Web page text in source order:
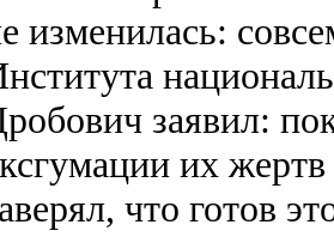
изменилась:
заявил:
их
что готов